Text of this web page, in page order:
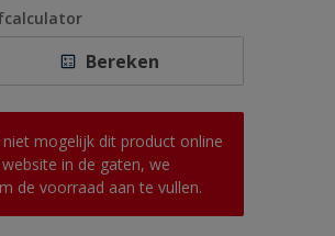
Bereken
niet mogelijk dit product online
in de gaten, we
de voorraad aan te vullen.